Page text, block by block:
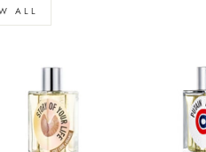
ALL